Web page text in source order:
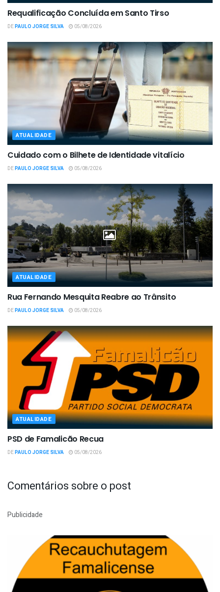
Requalificação Concluída em Santo Tirso
DEPAULO JORGE SILVA 05/08/2026
ATUALIDADE
Cuidado com o Bilhete de Identidade vitalício
DEPAULO JORGE SILVA 05/08/2026
ATUALIDADE
Rua Fernando Mesquita Reabre ao Trânsito
DEPAULO JORGE SILVA 05/08/2026
ATUALIDADE
PSD de Famalicão Recua
DEPAULO JORGE SILVA 05/08/2026
Comentários sobre o post
Publicidade